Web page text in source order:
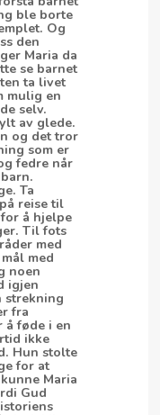
ble borte
Og
den
Maria da
se barnet
ta livet
mulig en
selv.
av glede.
og det tror
som er
fedre når
Ta
reise til
å hjelpe
Til fots
med
med
noen
igjen
strekning
fra
å føde i en
ikke
Hun stolte
for at
Maria
Gud